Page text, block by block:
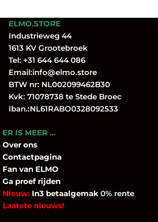
ELMO.STORE
Industrieweg 44
1613 KV Grootebroek
Tel: +31 644 644 086
Email:info@elmo.store
BTW nr: NL002099462B30
Kvk: 71078738 te Stede Broec
Iban.:NL61RABO0328092533
ER IS MEER …
Over ons
Contactpagina
Fan van ELMO
Ga proef rijden
Nieuw: In3 betaalgemak 0% rente
Laatste nieuws!